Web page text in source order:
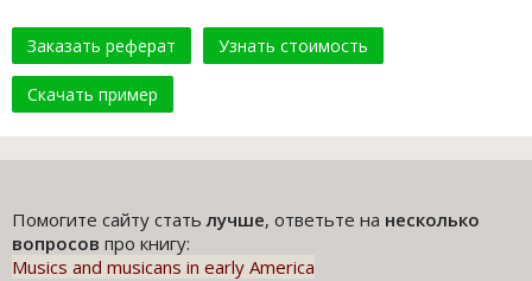
Заказать реферат Узнать стоимость
Скачать пример
Помогите сайту статьлучше, ответьте на несколько
вопросов про книгу:
Musics and musicans in early America